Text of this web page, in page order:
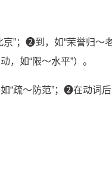
”；➋到，如“荣誉归～
，如“限～水平”）。
“疏～防范”；➋在动词后